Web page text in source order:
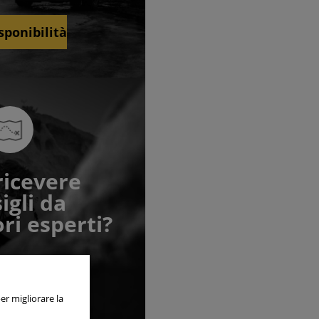
da
esperti?
migliorare la